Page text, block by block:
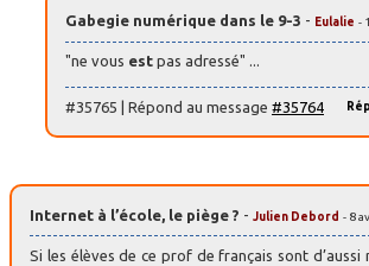
Gabegie numérique dans le 9-3 - Eulalie -
"ne vous est pas adressé" ...
#35765 | Répond au message #35764
Internet à l’école, le piège ? - Julien Debord - 8
Si les élèves de ce prof de français sont d’aussi